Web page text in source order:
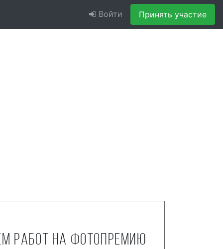
Войти Принять участие
работ на фотопремию